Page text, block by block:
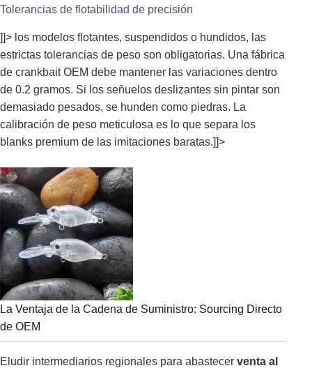
Tolerancias de flotabilidad de precisión
]]> los modelos flotantes, suspendidos o hundidos, las
estrictas tolerancias de peso son obligatorias. Una fábrica
de crankbait OEM debe mantener las variaciones dentro
de 0.2 gramos. Si los señuelos deslizantes sin pintar son
demasiado pesados, se hunden como piedras. La
calibración de peso meticulosa es lo que separa los
blanks premium de las imitaciones baratas.]]>
La Ventaja de la Cadena de Suministro: Sourcing Directo
de OEM
Eludir intermediarios regionales para abastecer venta al